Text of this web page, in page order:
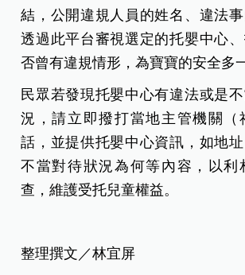
結，公開違規人員的姓名、違法
透過此平台審視選定的托嬰中心
否曾有違規情形，為寶寶的安全多
民眾若發現托嬰中心有違法或是
況，請立即撥打當地主管機關（
話，並提供托嬰中心資訊，如地
不當對待狀況為何等內容，以利
查，維護受托兒童權益。
整理撰文／林宜屏